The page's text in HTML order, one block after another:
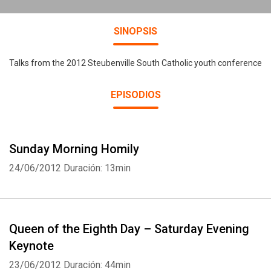
SINOPSIS
Talks from the 2012 Steubenville South Catholic youth conference
EPISODIOS
Sunday Morning Homily
24/06/2012 Duración: 13min
Queen of the Eighth Day – Saturday Evening
Keynote
23/06/2012 Duración: 44min